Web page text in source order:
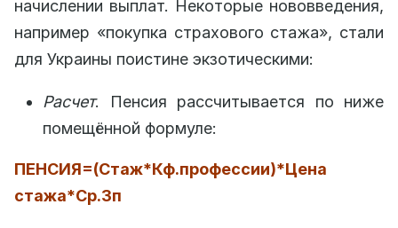
начислении выплат. Некоторые нововведения,
например «покупка страхового стажа», стали
для Украины поистине экзотическими:
Расчет. Пенсия рассчитывается по ниже
помещённой формуле:
ПЕНСИЯ=(Стаж*Кф.профессии)*Цена
стажа*Ср.Зп